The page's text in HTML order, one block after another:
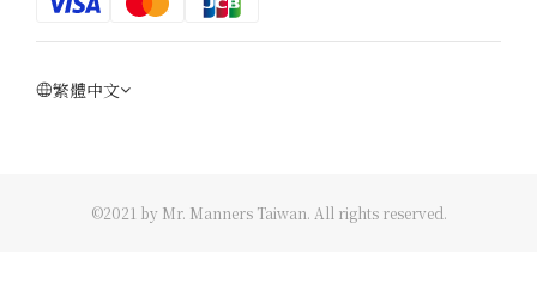
繁體中文
©2021 by Mr. Manners Taiwan. All rights reserved.